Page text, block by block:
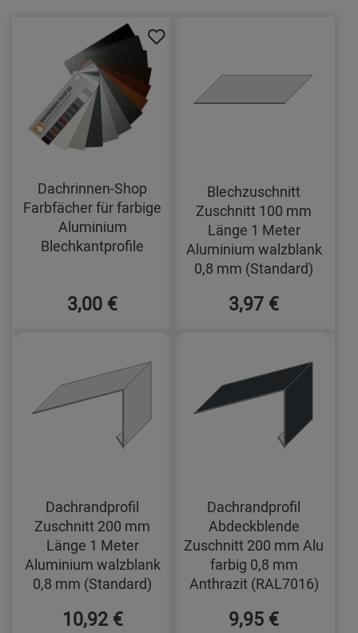
Dachrinnen-Shop
Farbfächer für farbige
Aluminium
Blechkantprofile
3,00 €
Blechzuschnitt
Zuschnitt 100 mm
Länge 1 Meter
Aluminium walzblank
0,8 mm (Standard)
3,97 €
Dachrandprofil
Zuschnitt 200 mm
Länge 1 Meter
Aluminium walzblank
0,8 mm (Standard)
10,92 €
Dachrandprofil
Abdeckblende
Zuschnitt 200 mm Alu
farbig 0,8 mm
Anthrazit (RAL7016)
9,95 €